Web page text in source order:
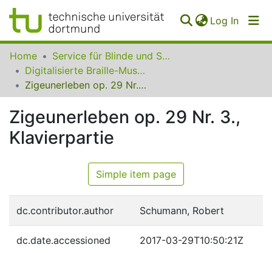
Log In
Communities
Collections
FAQ
Home
Service für Blinde und Sehbehinderte der UB Dortmund
Digitalisierte Braille-Musik-Matrizen des VzfB
Zigeunerleben op. 29 Nr. 3., Klavierpartie
Zigeunerleben op. 29 Nr. 3.,
Klavierpartie
Simple item page
dc.contributor.author Schumann, Robert
dc.date.accessioned 2017-03-29T10:50:21Z